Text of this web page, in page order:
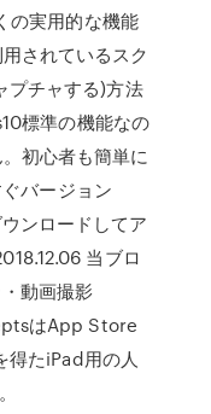
の実用的な機能
されているスク
プチャする)方法
標準の機能なの
初心者も簡単に
バージョン
ンロードしてア
当ブロ
動画撮影
はApp Store
得たiPad用の人